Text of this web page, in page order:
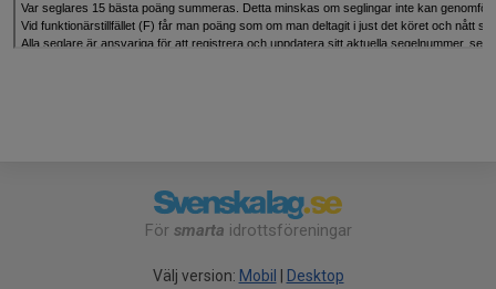
För smarta idrottsföreningar
Välj version: Mobil Desktop